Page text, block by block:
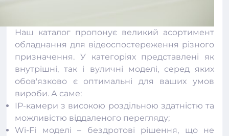
Наш каталог пропонує великий асортимент
обладнання для відеоспостереження різного
призначення. У категоріях представлені як
внутрішні, так і вуличні моделі, серед яких
обов'язково є оптимальні для ваших умов
вироби. А саме:
IP-камери з високою роздільною здатністю та
можливістю віддаленого перегляду;
Wi-Fi моделі – бездротові рішення, що не